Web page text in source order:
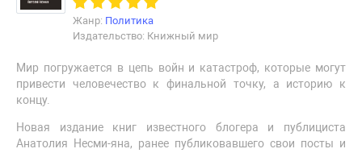
Жанр: Политика
Издательство: Книжный мир
Мир погружается в цепь войн и катастроф, которые могут
привести человечество к финальной точку, а историю к
концу.
Новая издание книг известного блогера и публициста
Анатолия Несми-яна, ранее публиковавшего свои посты и